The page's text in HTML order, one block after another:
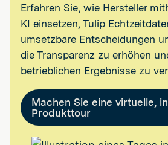
Erfahren Sie, wie Hersteller
KI einsetzen, Tulip
umsetzbare Entscheidungen
die Transparenz zu erhöhen
betrieblichen Ergebnisse zu
Machen Sie eine virtuelle,
Produkttour